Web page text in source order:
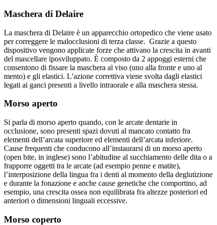
Maschera di Delaire
La maschera di Delaire è un apparecchio ortopedico che viene usato
per correggere le malocclusioni di terza classe. Grazie a questo
dispositivo vengono applicate forze che attivano la crescita in avanti
del mascellare iposviluppato. È composto da 2 appoggi esterni che
consentono di fissare la maschera al viso (uno alla fronte e uno al
mento) e gli elastici. L’azione correttiva viene svolta dagli elastici
legati ai ganci presenti a livello intraorale e alla maschera stessa.
Morso aperto
Si parla di morso aperto quando, con le arcate dentarie in
occlusione, sono presenti spazi dovuti al mancato contatto fra
elementi dell’arcata superiore ed elementi dell’arcata inferiore.
Cause frequenti che conducono all’instaurarsi di un morso aperto
(open bite, in inglese) sono l’abitudine al succhiamento delle dita o a
frapporre oggetti tra le arcate (ad esempio penne e matite),
l’interposizione della lingua fra i denti al momento della deglutizione
e durante la fonazione e anche cause genetiche che comportino, ad
esempio, una crescita ossea non equilibrata fra altezze posteriori ed
anteriori o dimensioni linguali eccessive.
Morso coperto